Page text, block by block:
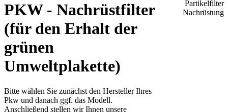
PKW - Nachrüstfilter
(für den Erhalt der
grünen
Umweltplakette)
Bitte wählen Sie zunächst den Hersteller Ihres
Pkw und danach ggf. das Modell.
Anschließend stellen wir Ihnen unsere